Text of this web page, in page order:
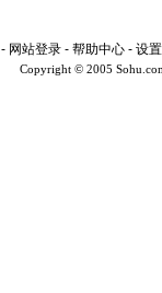
- 网站登录 - 帮助中心 - 设
Copyright © 2005